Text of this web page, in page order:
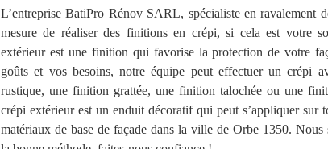
L’entreprise BatiPro Rénov SARL, spécialiste en ravalement
mesure de réaliser des finitions en crépi, si cela est votre
extérieur est une finition qui favorise la protection de votre
goûts et vos besoins, notre équipe peut effectuer un crépi
rustique, une finition grattée, une finition talochée ou une
crépi extérieur est un enduit décoratif qui peut s’appliquer sur
matériaux de base de façade dans la ville de Orbe 1350. Nous